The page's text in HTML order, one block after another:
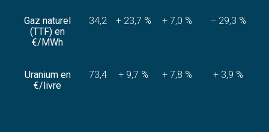
Gaz naturel
(TTF) en
€/MWh
34,2 + 23,7 % + 7,0 % – 29,3 %
Uranium en
€/livre
73,4 + 9,7 % + 7,8 % + 3,9 %